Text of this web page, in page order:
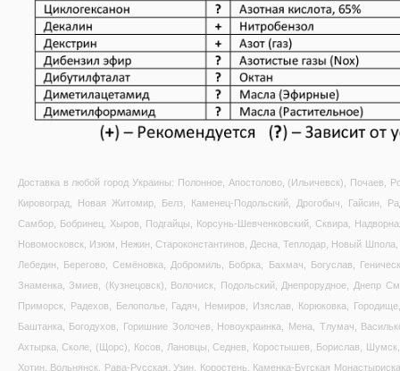
Доставка в любой город Украины: Полонное, Апостолово, (Ильичевск), Почаев,
Кировоград, Новая Житомир, Белз, Каменец-Подольский, Дрогобыч, Гайсин,
Самбор, Бобринец, Хыров, Подгайцы, Корсунь-Шевченковский, Сквира,
Новомосковск, Изюм, Нежин, Староконстантинов, Десна, Теплодар, Новый
Лебедин, Берегово, Семёновка, Добромиль, Бобрка, Бахмач, Богуслав,
Знаменка, Змиев, (Кузнецовск), Волочиск, Подольский, Днепрорудное, Днепр
Приморск, Радехов, Белополье, Гадяч, Немиров, Изяслав, Корюковка,
Баштанка, Богодухов, Горишние Золочев, Новоукраинка, Мена, Тлумач,
Ахтырка, Сколе, (Щорс), Косов, Лановцы, Седнев, Коростышев, Борислав, Шумск,
Хотин, Вольнянск, Рава-Русская, Узин, Коростень, Каменка-Бугская